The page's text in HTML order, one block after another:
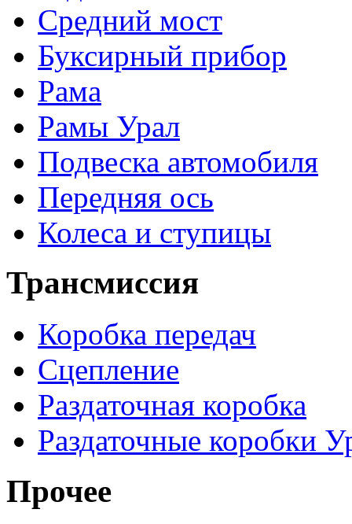
Средний мост
Буксирный прибор
Рама
Рамы Урал
Подвеска автомобиля
Передняя ось
Колеса и ступицы
Трансмиссия
Коробка передач
Сцепление
Раздаточная коробка
Раздаточные коробки
Прочее